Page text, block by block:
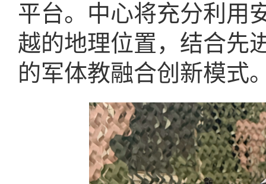
平台。中心将充分利用
越的地理位置，结合先
的军体教融合创新模式